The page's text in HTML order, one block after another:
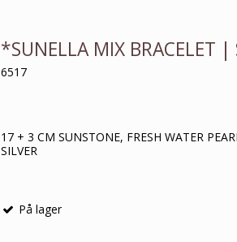
*SUNELLA MIX BRACELET |
6517
17 + 3 CM SUNSTONE, FRESH WATER
SILVER
På lager